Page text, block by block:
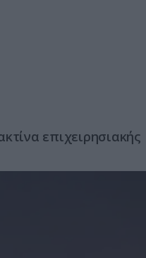
επιχειρησιακής